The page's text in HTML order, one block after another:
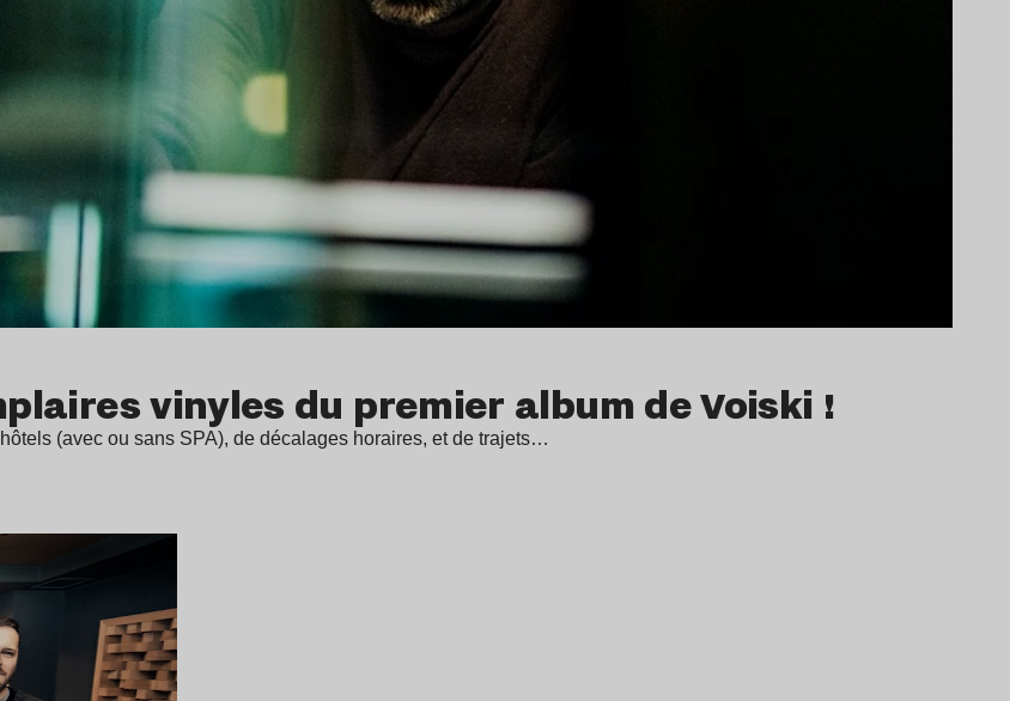
vinyles du premier album de Voiski !
(avec ou sans SPA), de décalages horaires, et de trajets…